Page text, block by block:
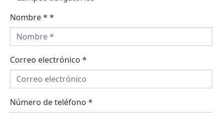
Nombre * *
Correo electrónico *
Número de teléfono *